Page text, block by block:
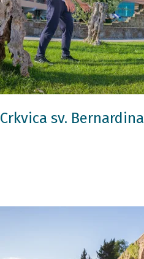
Crkvica sv. Bernardina